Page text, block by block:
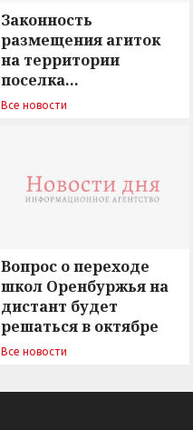
Законность
размещения агиток
на территории
поселка
Новосергиевка
Все новости
Вопрос о переходе
школ Оренбуржья на
дистант будет
решаться в октябре
Все новости